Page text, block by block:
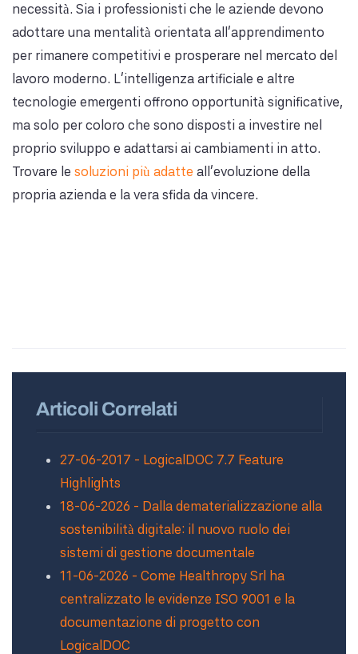
necessità. Sia i professionisti che le aziende devono
adottare una mentalità orientata all'apprendimento
per rimanere competitivi e prosperare nel mercato del
lavoro moderno. L'intelligenza artificiale e altre
tecnologie emergenti offrono opportunità significative,
ma solo per coloro che sono disposti a investire nel
proprio sviluppo e adattarsi ai cambiamenti in atto.
Trovare le soluzioni più adatte all’evoluzione della
propria azienda e la vera sfida da vincere.
Articoli Correlati
27-06-2017 - LogicalDOC 7.7 Feature
Highlights
18-06-2026 - Dalla dematerializzazione alla
sostenibilità digitale: il nuovo ruolo dei
sistemi di gestione documentale
11-06-2026 - Come Healthropy Srl ha
centralizzato le evidenze ISO 9001 e la
documentazione di progetto con
LogicalDOC